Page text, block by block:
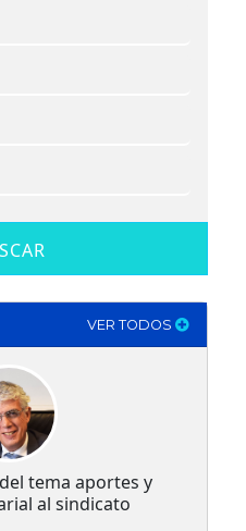
VER TODOS
tema aportes y
al sindicato